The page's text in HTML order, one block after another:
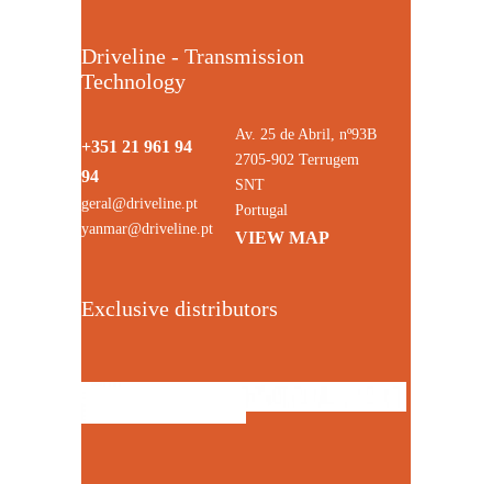
Driveline - Transmission
Technology
+351 21 961 94
94
geral@driveline.pt
yanmar@driveline.pt
Av. 25 de Abril, nº93B
2705-902 Terrugem
SNT
Portugal
VIEW MAP
Exclusive distributors